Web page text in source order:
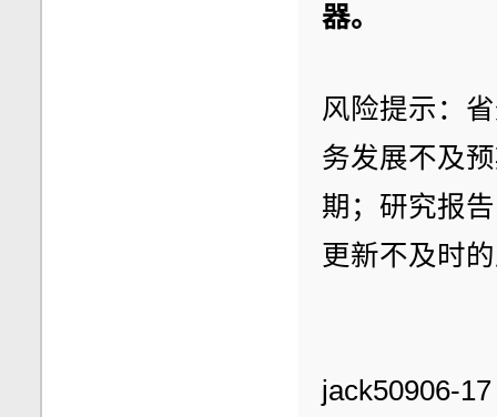
器。
风险提示：
务发展不及
期；研究报
更新不及时
jack50906-